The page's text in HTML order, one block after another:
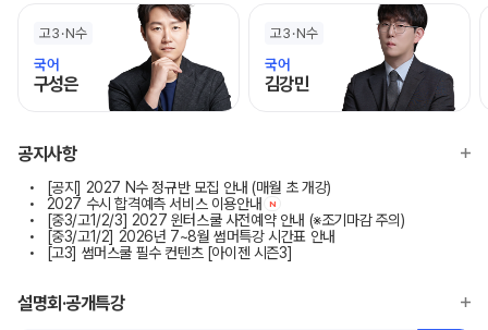
고3 N수
국어
구성은
고3 N수
국어
김강민
공지사항
[공지] 2027 N수 정규반 모집 안내 (매월 초 개강)
2027 수시 합격예측 서비스 이용안내
N
[중3/고1/2/3] 2027 윈터스쿨 사전예약 안내 (※조기마감 주의)
[중3/고1/2] 2026년 7~8월 썸머특강 시간표 안내
[고3] 썸머스쿨 필수 컨텐츠 [아이젠 시즌3]
설명회·공개특강